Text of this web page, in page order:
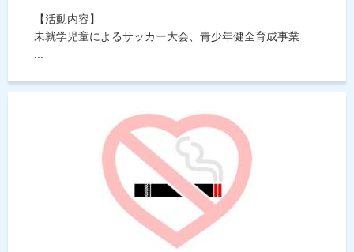
【活動内容】
未就学児童によるサッカー大会、青少年健全育成事業